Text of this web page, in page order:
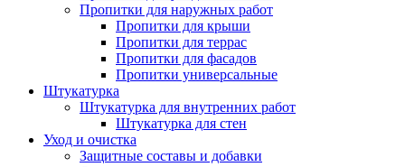
Пропитки для наружных работ
Пропитки для крыши
Пропитки для террас
Пропитки для фасадов
Пропитки универсальные
Штукатурка
Штукатурка для внутренних работ
Штукатурка для стен
Уход и очистка
Защитные составы и добавки